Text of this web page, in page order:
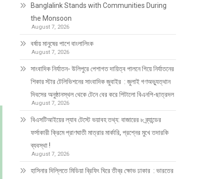
Banglalink Stands with Communities During
the Monsoon
August 7, 2026
বর্ষায় মানুষের পাশে বাংলালিংক
August 7, 2026
সাংবাদিক নির্যাতন- উলিপুরে পেশাগত দায়িত্ব পালনে গিয়ে নির্যাতনের
শিকার স্টার টেলিভিশনের সাংবাদিক জুবাইর : জুলাই গণঅভ্যুত্থান
দিবসের অনুষ্ঠানস্থল থেকে টেনে বের করে পিটালো বিএনপি-ছাত্রদল
August 7, 2026
বিএসটিআইয়ের ল্যাব টেস্টে ভয়াবহ তথ্য: বাজারের ৮ ব্র্যান্ডের
ফর্সাকারী ক্রিমে প্রাণঘাতী মাত্রার মার্কারি, প্রশ্নের মুখে তদারকি
ব্যবস্থা !
August 7, 2026
হাসিনার দিল্লিতে মিডিয়া ব্রিফিং ঘিরে তীব্র ক্ষোভ ঢাকার : ভারতের